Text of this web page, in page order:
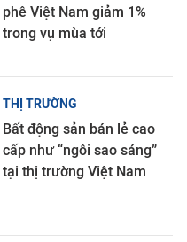
phê Việt Nam giảm 1%
trong vụ mùa tới
THỊ TRƯỜNG
Bất động sản bán lẻ cao
cấp như “ngôi sao sáng”
tại thị trường Việt Nam